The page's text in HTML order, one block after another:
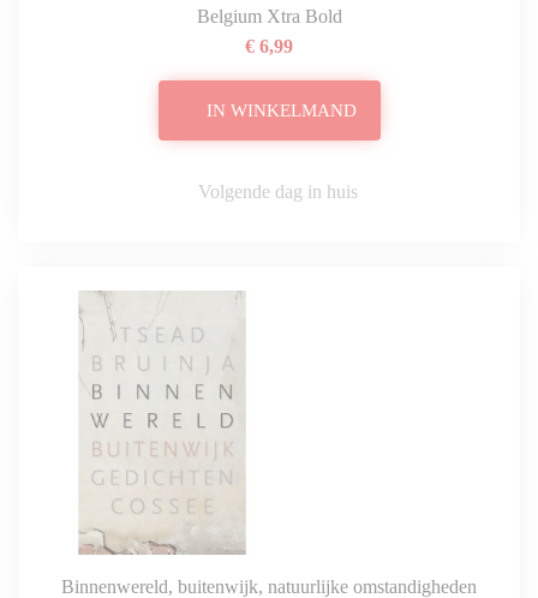
Belgium Xtra Bold
€ 6,99
IN WINKELMAND
Volgende dag in huis
Binnenwereld, buitenwijk, natuurlijke omstandigheden